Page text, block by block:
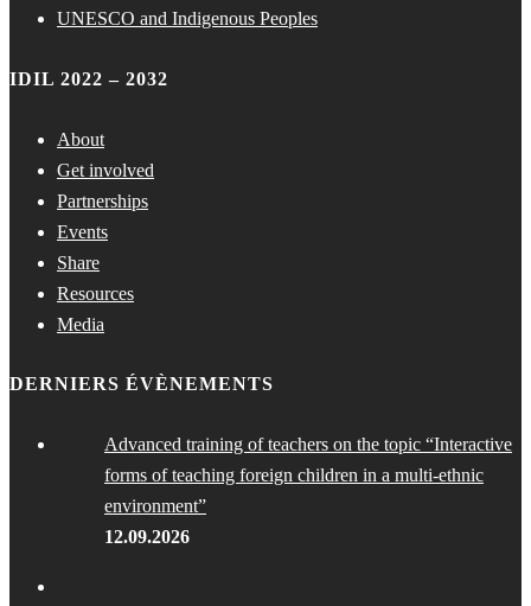
UNESCO and Indigenous Peoples
IDIL 2022 – 2032
About
Get involved
Partnerships
Events
Share
Resources
Media
DERNIERS ÉVÈNEMENTS
Advanced training of teachers on the topic “Interactive
forms of teaching foreign children in a multi-ethnic
environment”
12.09.2026